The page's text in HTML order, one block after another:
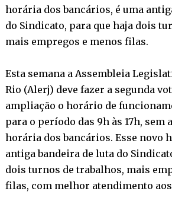
horária dos bancários, é uma
do Sindicato, para que haja dois
mais empregos e menos filas.
Esta semana a Assembleia
Rio (Alerj) deve fazer a segunda
ampliação o horário de
para o período das 9h às 17h, sem
horária dos bancários. Esse novo
antiga bandeira de luta do
dois turnos de trabalhos, mais
filas, com melhor atendimento